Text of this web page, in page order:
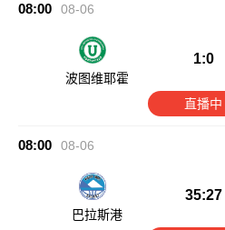
08:00 08-06
波图维耶霍
1:0
直播中
08:00 08-06
巴拉斯港
35:27